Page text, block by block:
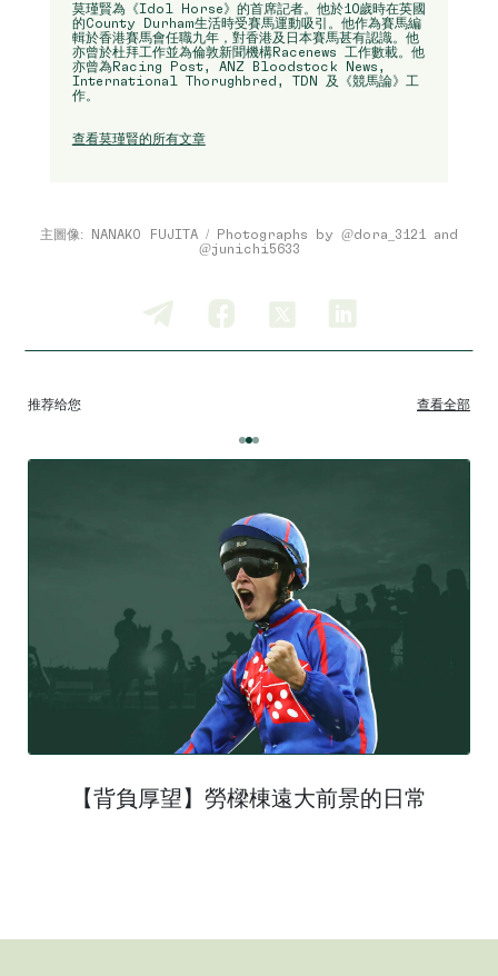
莫瑾賢為《Idol Horse》的首席記者。他於10歲時在英國
的County Durham生活時受賽馬運動吸引。他作為賽馬編
輯於香港賽馬會任職九年，對香港及日本賽馬甚有認識。他
亦曾於杜拜工作並為倫敦新聞機構Racenews 工作數載。他
亦曾為Racing Post, ANZ Bloodstock News,
International Thorughbred, TDN 及《競馬論》工
作。
查看莫瑾賢的所有文章
主圖像: NANAKO FUJITA / Photographs by @dora_3121 and
@junichi5633
推荐给您 查看全部
【背負厚望】勞樑棟遠大前景的日常